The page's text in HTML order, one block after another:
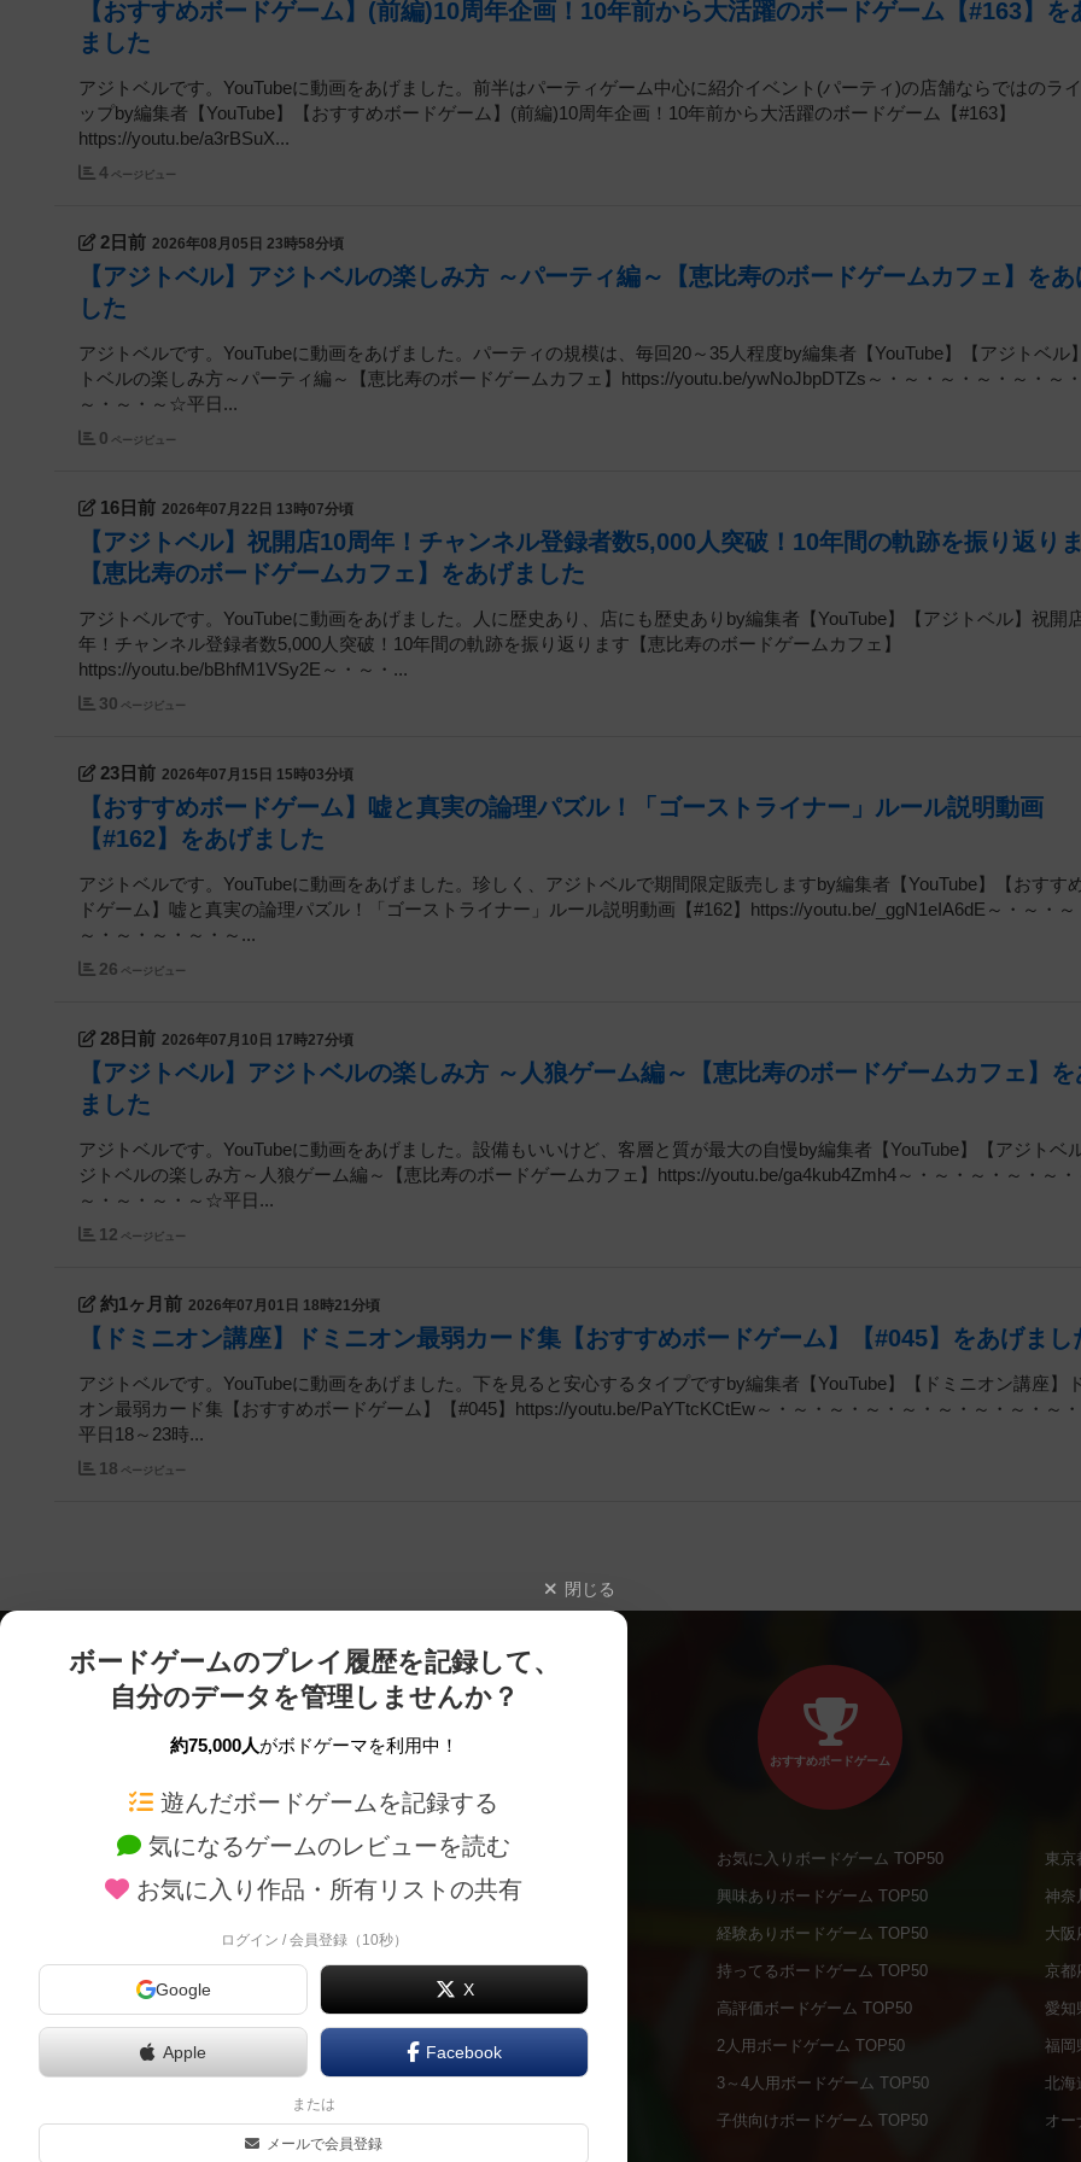
【おすすめボードゲーム】(前編)10周年企画！10年前から大活躍のボードゲーム【#163】を
ました
アジトベルです。YouTubeに動画をあげました。前半はパーティゲーム中心に紹介イベント(パーティ)の店舗ならではのラ
ップby編集者【YouTube】【おすすめボードゲーム】(前編)10周年企画！10年前から大活躍のボードゲーム【#163】
https://youtu.be/a3rBSuX...
4 ページビュー
2日前 2026年08月05日 23時58分頃
【アジトベル】アジトベルの楽しみ方 ～パーティ編～【恵比寿のボードゲームカフェ】をあ
した
アジトベルです。YouTubeに動画をあげました。パーティの規模は、毎回20～35人程度by編集者【YouTube】【アジトベル
トベルの楽しみ方～パーティ編～【恵比寿のボードゲームカフェ】https://youtu.be/ywNoJbpDTZs～・～・～・～・～・～・
～・～・～☆平日...
0 ページビュー
16日前 2026年07月22日 13時07分頃
【アジトベル】祝開店10周年！チャンネル登録者数5,000人突破！10年間の軌跡を振り返り
【恵比寿のボードゲームカフェ】をあげました
アジトベルです。YouTubeに動画をあげました。人に歴史あり、店にも歴史ありby編集者【YouTube】【アジトベル】祝開
年！チャンネル登録者数5,000人突破！10年間の軌跡を振り返ります【恵比寿のボードゲームカフェ】
https://youtu.be/bBhfM1VSy2E～・～・...
30 ページビュー
23日前 2026年07月15日 15時03分頃
【おすすめボードゲーム】嘘と真実の論理パズル！「ゴーストライナー」ルール説明動画
【#162】をあげました
アジトベルです。YouTubeに動画をあげました。珍しく、アジトベルで期間限定販売しますby編集者【YouTube】【おすす
ドゲーム】嘘と真実の論理パズル！「ゴーストライナー」ルール説明動画【#162】https://youtu.be/_ggN1eIA6dE～・～・～
～・～・～・～・～...
26 ページビュー
28日前 2026年07月10日 17時27分頃
【アジトベル】アジトベルの楽しみ方 ～人狼ゲーム編～【恵比寿のボードゲームカフェ】を
ました
アジトベルです。YouTubeに動画をあげました。設備もいいけど、客層と質が最大の自慢by編集者【YouTube】【アジトベ
ジトベルの楽しみ方～人狼ゲーム編～【恵比寿のボードゲームカフェ】https://youtu.be/ga4kub4Zmh4～・～・～・～・～・
～・～・～・～☆平日...
12 ページビュー
約1ヶ月前 2026年07月01日 18時21分頃
【ドミニオン講座】ドミニオン最弱カード集【おすすめボードゲーム】【#045】をあげまし
アジトベルです。YouTubeに動画をあげました。下を見ると安心するタイプですby編集者【YouTube】【ドミニオン講座】
オン最弱カード集【おすすめボードゲーム】【#045】https://youtu.be/PaYTtcKCtEw～・～・～・～・～・～・～・～・～
平日18～23時...
18 ページビュー
閉じる
ボードゲームのプレイ履歴を記録して、
自分のデータを管理しませんか？
約75,000人がボドゲーマを利用中！
遊んだボードゲームを記録する
気になるゲームのレビューを読む
お気に入り作品・所有リストの共有
ログイン / 会員登録（10秒）
Google X
Apple Facebook
または
メールで会員登録
ボードゲームを検索する
ボードゲームの新着レビュー
メカニクス特集
ボドとも・会員一覧
ボードゲーム業界コラム
ボドゲーマご利用案内
新作・再入荷情報
定番ボードゲームの通販商品
国産ボードゲームの通販商品
子供向けボードゲームの通販商品
20分以下のボードゲームの通販商品
60分以上のボードゲームの通販商品
割引購入！ボドクーポンについて
クラウドファンディング ボドファン
おすすめボードゲーム
お気に入りボードゲーム TOP50
興味ありボードゲーム TOP50
経験ありボードゲーム TOP50
持ってるボードゲーム TOP50
高評価ボードゲーム TOP50
2人用ボードゲーム TOP50
3～4人用ボードゲーム TOP50
子供向けボードゲーム TOP50
東京
神奈
大阪
京都
愛知
福岡
北海
オー